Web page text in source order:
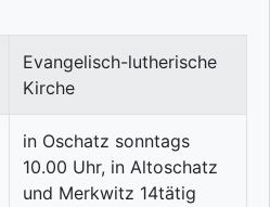
Evangelisch-lutherische
Kirche
in Oschatz sonntags
10.00 Uhr, in Altoschatz
und Merkwitz 14tätig